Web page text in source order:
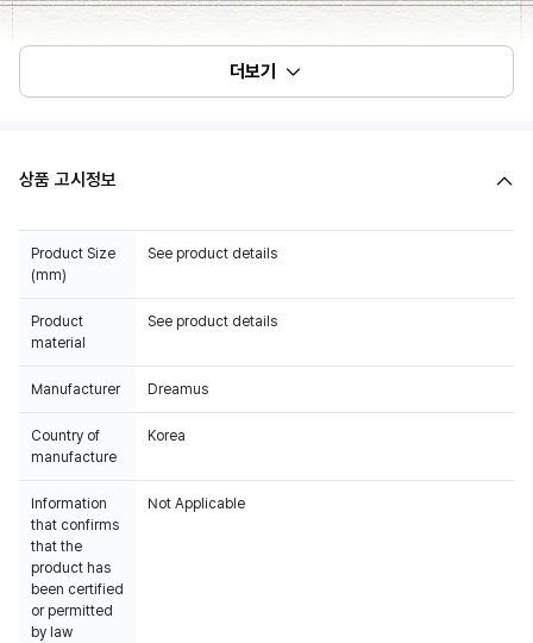
더보기
상품 고시정보
Product Size
(mm)
See product details
Product
material
See product details
Manufacturer Dreamus
Country of
manufacture
Korea
Information
that confirms
that the
product has
been certified
or permitted
by law
Not Applicable